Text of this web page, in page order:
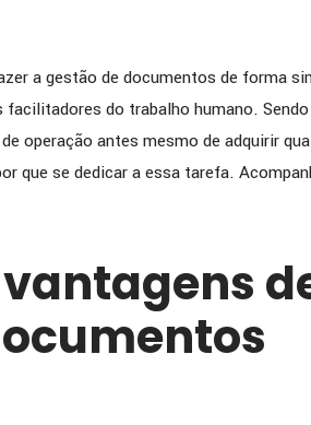
a gestão de documentos de forma
facilitadores do trabalho humano.
operação antes mesmo de adquirir
que se dedicar a essa tarefa.
comenta
a PETRONAS
de
[ENTREVISTA]
importância da
siderurgia e